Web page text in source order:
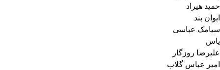
حمید هیراد
ایوان بند
سیامک عباسی
یاس
علیرضا روزگار
امیر عباس گلاب